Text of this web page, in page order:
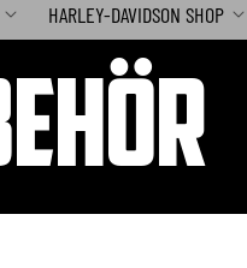
HARLEY-DAVIDSON SHOP